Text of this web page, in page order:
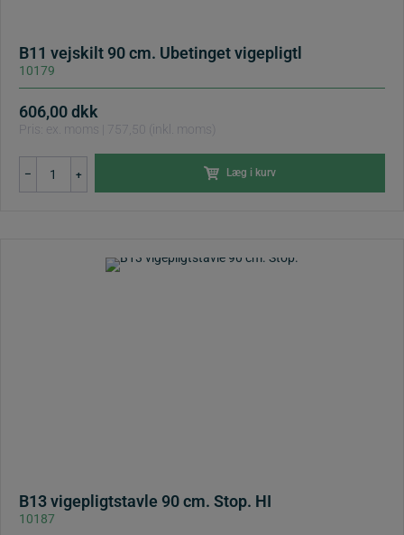
B11 vejskilt 90 cm. Ubetinget vigepligtl
10179
606,00dkk
Pris: ex. moms | 757,50 (inkl. moms)
–
vejskilt
90
+ Læg i kurv
B13 vigepligtstavle 90 cm. Stop. HI
10187